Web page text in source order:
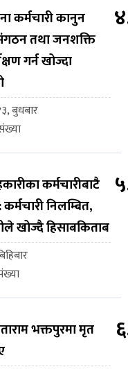
कर्मचारी कानुन
तथा जनशक्ति
गर्न खोज्दा
बुधबार
कर्मचारीबाटै
निलम्बित,
खोज्दै हिसाबकिताब
भक्तपुरमा मृत